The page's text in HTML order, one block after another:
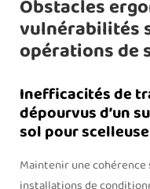
Obstacles
vulnérabilités
opérations de
Inefficacités de
dépourvus d’un
sol pour
Maintenir une